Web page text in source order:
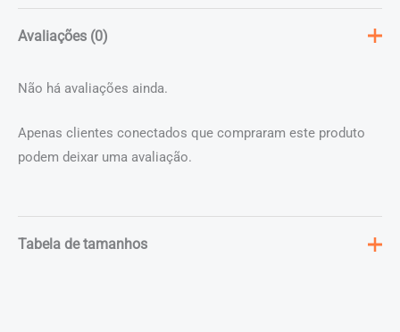
Avaliações (0)
Não há avaliações ainda.
Apenas clientes conectados que compraram este produto
podem deixar uma avaliação.
Tabela de tamanhos